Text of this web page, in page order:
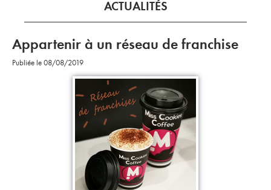
ACTUALITÉS
Appartenir à un réseau de franchise
Publiée le 08/08/2019